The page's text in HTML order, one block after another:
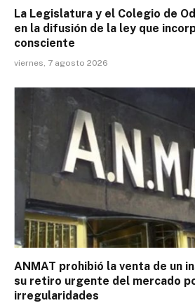
La Legislatura y el Colegio de
en la difusión de la ley que
consciente
viernes, 7 agosto 2026
ANMAT prohibió la venta de un
su retiro urgente del mercado
irregularidades